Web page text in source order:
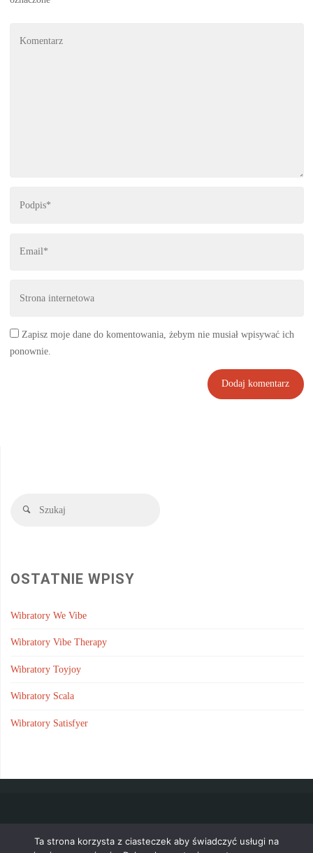
Zapisz moje dane do komentowania, żebym nie musiał wpisywać ich
ponownie.
Szukaj
OSTATNIE WPISY
Wibratory We Vibe
Wibratory Vibe Therapy
Wibratory Toyjoy
Wibratory Scala
Wibratory Satisfyer
Wszystkie porady znajdziesz w mapie strony .
Ta strona korzysta z ciasteczek aby świadczyć usługi na